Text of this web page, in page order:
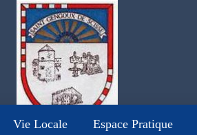
Vie Locale Espace Pratique